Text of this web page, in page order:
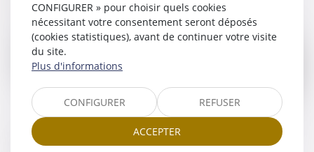
La portée de l’engagement de la caution - La
CONFIGURER » pour choisir quels cookies
nécessitant votre consentement seront déposés
(cookies statistiques), avant de continuer votre visite
du site.
Plus d'informations
CONFIGURER REFUSER
ACCEPTER